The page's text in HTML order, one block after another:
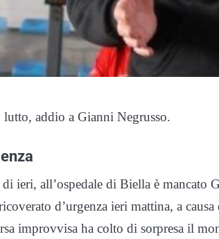
addio a Gianni Negrusso.
ieri, all’ospedale di Biella è mancato
d’urgenza ieri mattina, a
improvvisa ha colto di sorpresa il